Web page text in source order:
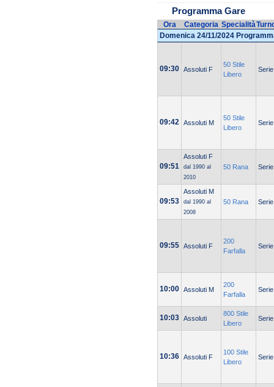
Programma Gare
Ora Categoria Specialità
Domenica 24/11/2024
09:30 Assoluti F
50 Stile
Libero
Serie
09:42 Assoluti M
50 Stile
Libero
Serie
09:51
Assoluti F
dal 1990 al
2010
50 Rana Serie
09:53
Assoluti M
dal 1990 al
2008
50 Rana Serie
09:55 Assoluti F
200
Farfalla
Serie
10:00 Assoluti M
200
Farfalla
Serie
10:03 Assoluti
800 Stile
Libero
Serie
10:36 Assoluti F
100 Stile
Libero
Serie